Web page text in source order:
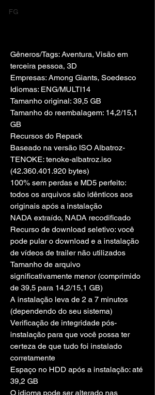
FG
Gêneros/Tags: Aventura, Visão em
terceira pessoa, 3D
Empresas: Among Giants, Soedesco
Idiomas: ENG/MULTI14
Tamanho original: 39,5 GB
Tamanho do reembalagem: 14,2/15,1
GB
Recursos do Repack
Baseado na versão ISO Albatroz-
TENOKE: tenoke-albatroz.iso
(42.360.401.920 bytes)
100% sem perdas e MD5 perfeito:
todos os arquivos são idênticos aos
originais após a instalação
NADA extraído, NADA recodificado
Recurso de download seletivo: você
pode pular o download e a instalação
de vídeos de trailer não utilizados
Tamanho de arquivo
significativamente menor (comprimido
de 39,5 para 14,2/15,1 GB)
A instalação leva de 2 a 7 minutos
(dependendo do seu sistema)
Verificação de integridade pós-
instalação para que você possa ter
certeza de que tudo foi instalado
corretamente
Espaço no HDD após a instalação: até
39,2 GB
O idioma pode ser alterado nas